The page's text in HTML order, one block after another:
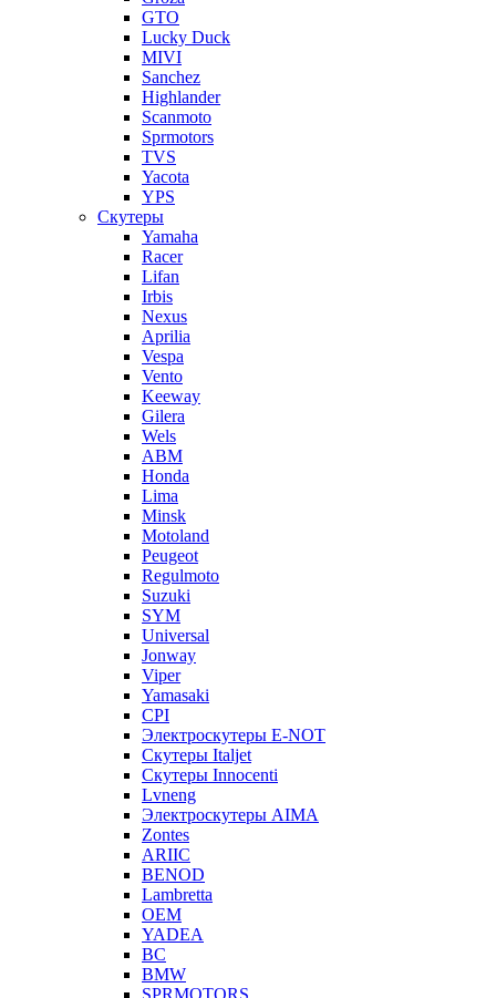
GTO
Lucky Duck
MIVI
Sanchez
Highlander
Scanmoto
Sprmotors
TVS
Yacota
YPS
Скутеры
Yamaha
Racer
Lifan
Irbis
Nexus
Aprilia
Vespa
Vento
Keeway
Gilera
Wels
ABM
Honda
Lima
Minsk
Motoland
Peugeot
Regulmoto
Suzuki
SYM
Universal
Jonway
Viper
Yamasaki
CPI
Электроскутеры E-NOT
Скутеры Italjet
Скутеры Innocenti
Lvneng
Электроскутеры AIMA
Zontes
ARIIC
BENOD
Lambretta
OEM
YADEA
BC
BMW
SPRMOTORS